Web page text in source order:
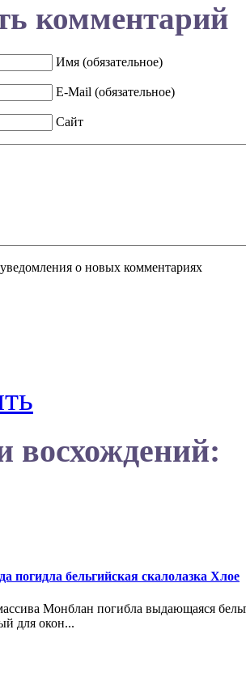
комментарий
Имя (обязательное)
E-Mail (обязательное)
Сайт
о новых комментариях
восхождений:
погидла бельгийская скалолазка Хлое
Монблан погибла выдающаяся
для окон...